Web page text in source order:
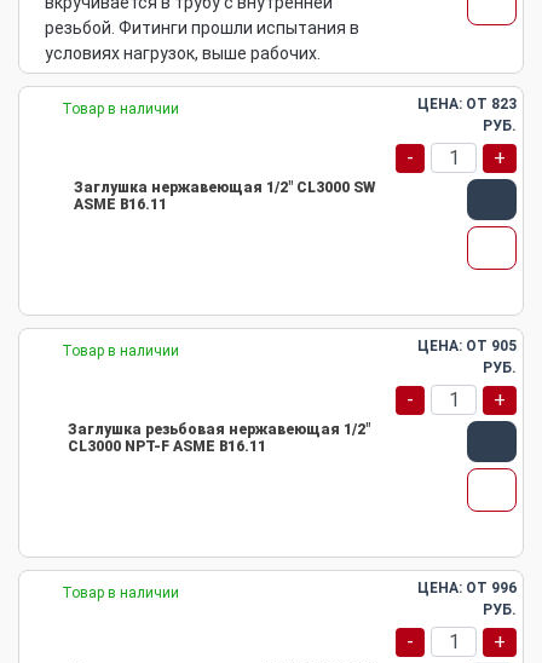
резьбой. Фитинги прошли испытания в
условиях нагрузок, выше рабочих.
Товар в наличии
Заглушка нержавеющая 1/2" CL3000 SW
ASME B16.11
ЦЕНА: ОТ 823
РУБ.
- +
Товар в наличии
Заглушка резьбовая нержавеющая 1/2"
CL3000 NPT-F ASME B16.11
ЦЕНА: ОТ 905
РУБ.
- +
Товар в наличии ЦЕНА: ОТ 996
РУБ.
- +